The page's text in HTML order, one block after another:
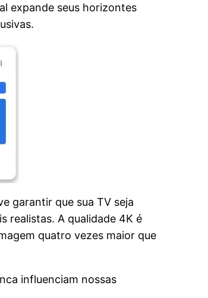
expande seus horizontes
garantir que sua TV seja
realistas. A qualidade 4K é
quatro vezes maior que
influenciam nossas